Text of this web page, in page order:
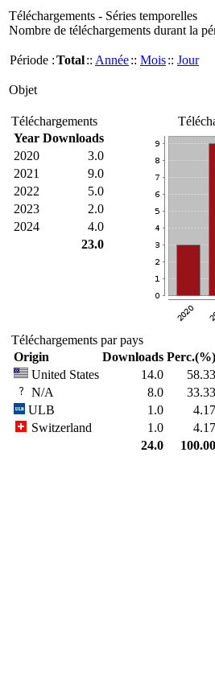
Téléchargements - Séries temporelles
Nombre de téléchargements durant la
Période :Total:: Année:: Mois:: Jour
Objet
Téléchargements
Year Downloads
2020
3.0
2021
9.0
2022
5.0
2023
2.0
2024
4.0
23.0
Téléchargements par pays
Origin
Downloads Perc.(%)
United States
14.0
58.33
N/A
8.0
33.33
ULB
1.0
4.17
Switzerland
1.0
4.17
24.0
100.00